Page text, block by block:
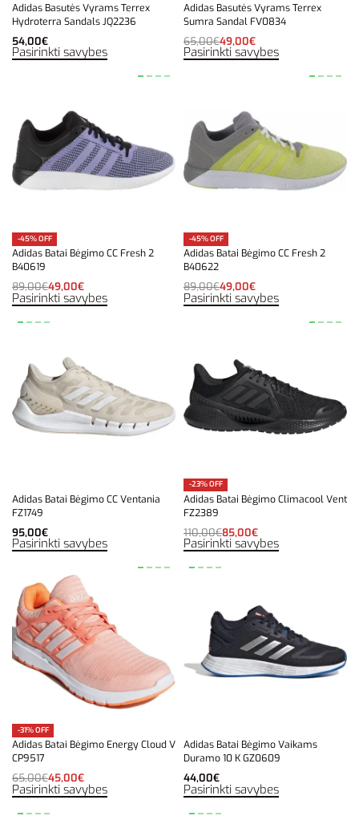
Adidas Basutės Vyrams Terrex
Hydroterra Sandals JQ2236
54,00€
Pasirinkti savybes
Adidas Basutės Vyrams Terrex
Sumra Sandal FV0834
65,00€49,00€
Pasirinkti savybes
-45% OFF
Adidas Batai Bėgimo CC Fresh 2
B40619
89,00€49,00€
Pasirinkti savybes
-45% OFF
Adidas Batai Bėgimo CC Fresh 2
B40622
89,00€49,00€
Pasirinkti savybes
Adidas Batai Bėgimo CC Ventania
FZ1749
95,00€
Pasirinkti savybes
-23% OFF
Adidas Batai Bėgimo Climacool Vent
FZ2389
110,00€85,00€
Pasirinkti savybes
-31% OFF
Adidas Batai Bėgimo Energy Cloud V
CP9517
65,00€45,00€
Pasirinkti savybes
Adidas Batai Bėgimo Vaikams
Duramo 10 K GZ0609
44,00€
Pasirinkti savybes